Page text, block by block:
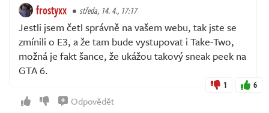
frostyxx středa, 14. 4., 17:17
Jestli jsem četl správně na vašem webu, tak jste se
zmínili o E3, a že tam bude vystupovat i Take-Two,
možná je fakt šance, že ukážou takový sneak peek na
GTA 6.
1 6
Odpovědět